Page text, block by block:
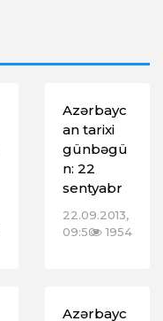
Azərbayc
an tarixi
günbəgü
n: 22
sentyabr
22.09.2013,
09:50 1954
Azərbayc